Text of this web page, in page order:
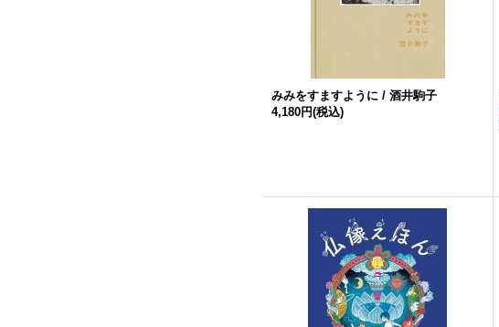
みみをすますように / 酒井駒子
4,180円(税込)